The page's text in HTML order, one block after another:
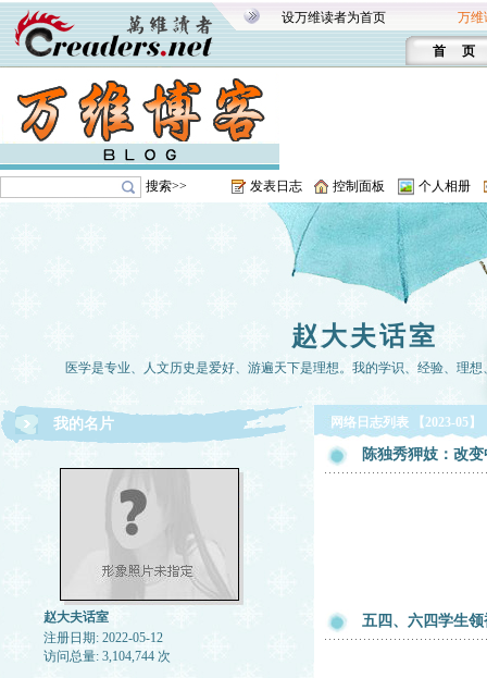
设万维读者为首页 万维
首 页
搜索>> 发表日志 控制面板 个人相册
赵大夫话室
医学是专业、人文历史是爱好、游遍天下是理想。我的学识、经验、理
我的名片
赵大夫话室
注册日期: 2022-05-12
访问总量: 3,104,744 次
网络日志列表 【2023-05】
陈独秀狎妓：改
五四、六四学生